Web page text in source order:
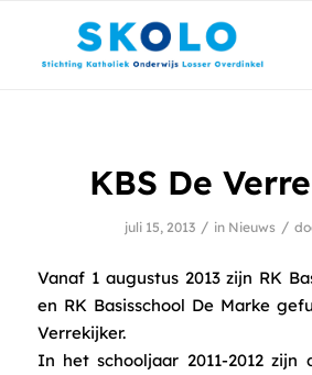
KBS De
juli 15, 2013 / in Nieuws /
Vanaf 1 augustus 2013 zijn RK
en RK Basisschool De Marke
Verrekijker.
In het schooljaar 2011-2012 zijn